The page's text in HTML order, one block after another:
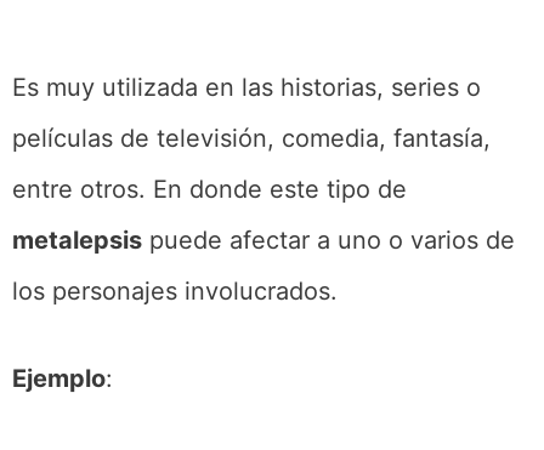
Es muy utilizada en las historias, series o
películas de televisión, comedia, fantasía,
entre otros. En donde este tipo de
metalepsis puede afectar a uno o varios de
los personajes involucrados.
Ejemplo: